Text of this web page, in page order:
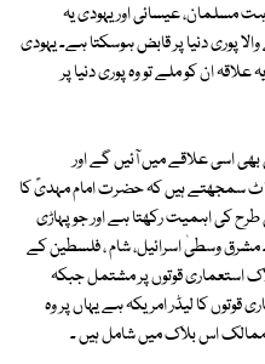
مسلمان، عیسائی اور یہودی یہ
پوری دنیا پر قابض ہوسکتا ہے۔ یہودی
ان کو ملے تو وہ پوری دنیا پر
اسی علاقے میں آئیں گے اور
سمجھتے ہیں کہ حضرت امام مہدیؑ کا
طرح کی اہمیت رکھتا ہے اور جو پہاڑی
وسطیٰ اسرائیل، شام ، فلسطین کے
استعماری قوتوں پر مشتمل جبکہ
کا لیڈر امریکہ ہے یہاں پر وہ
اس بلاک میں شامل ہیں ۔